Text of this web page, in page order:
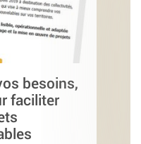
besoins,
faciliter